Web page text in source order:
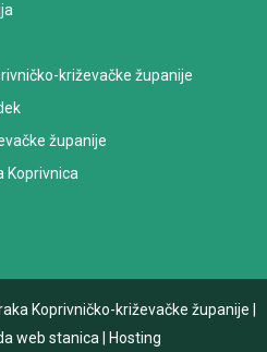
križevačke županije
županije
Koprivnica
Koprivničko-križevačke županije
web stanica Hosting